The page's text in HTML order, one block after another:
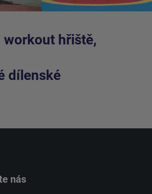
hřiště,
dílenské
nás